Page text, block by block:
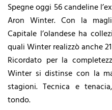
Spegne oggi 56 candeline
Aron Winter. Con la
Capitale l’olandese ha
quali Winter realizzò anche
Ricordato per la
Winter si distinse con la
stagioni. Tecnica e
tondo.